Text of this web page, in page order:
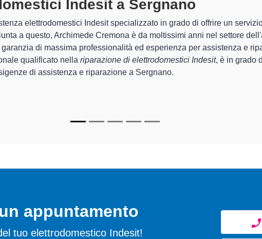
Indesit A Sergnano
Cremona sono in grado di garantire al cliente esperienza
e lariparazione del tuo elettrodomestico Indesit a
di Archimede Cremona sono in grado di fornire interventi di
funzionanti e durare a lungo nel tempo.
appuntamento
tuo elettrodomestico Indesit!